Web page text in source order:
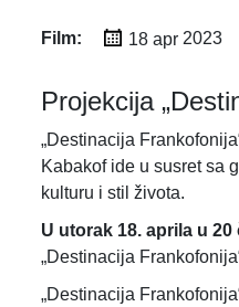
Film: 18 apr 2023
Projekcija
„Destinacija
Kabakof ide u susret sa
kulturu i stil života.
U utorak 18. aprila u
„Destinacija
„Destinacija